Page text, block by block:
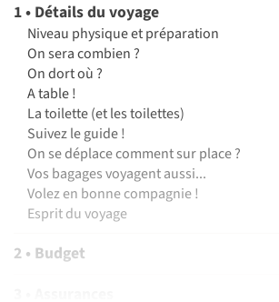
1 • Détails du voyage
Niveau physique et préparation
On sera combien ?
On dort où ?
A table !
La toilette (et les toilettes)
Suivez le guide !
On se déplace comment sur place ?
Vos bagages voyagent aussi...
Volez en bonne compagnie !
Esprit du voyage
2 • Budget